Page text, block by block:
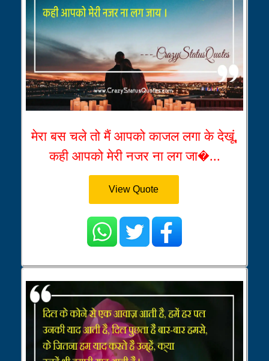
मेरा बस चले तो मैं आपको काजल लगा के देखूं,
कही आपको मेरी नजर ना लग जा�...
View Quote